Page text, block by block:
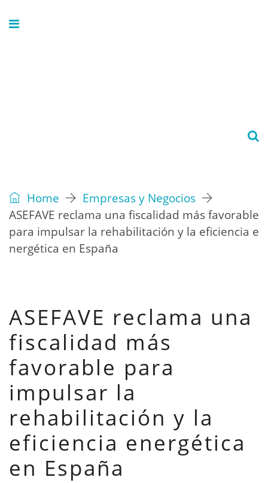
Home
Empresas y Negocios
ASEFAVE reclama una fiscalidad más favorable
para impulsar la rehabilitación y la eficiencia e
nergética en España
ASEFAVE reclama una
fiscalidad más
favorable para
impulsar la
rehabilitación y la
eficiencia energética
en España